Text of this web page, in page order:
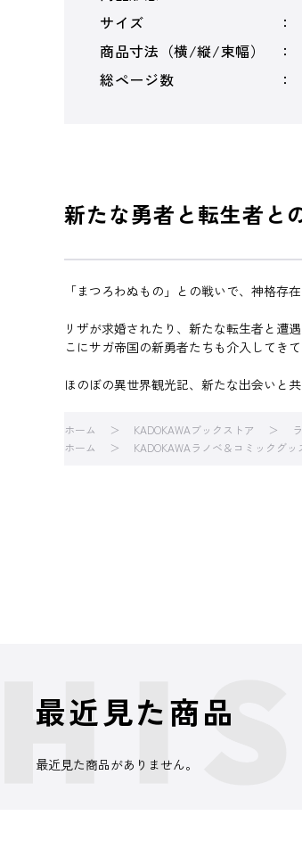
サイズ
商品寸法（横/縦/束幅）
総ページ数
新たな勇者と転生者と
「まつろわぬもの」との戦いで、神格存
リザが求婚されたり、新たな転生者と遭
こにサガ帝国の新勇者たちも介入してき
ほのぼの異世界観光記、新たな出会いと
ホーム KADOKAWAブックストア
ホーム
KADOKAWAラノベ＆コミックグッ
最近見た商品
最近見た商品がありません。